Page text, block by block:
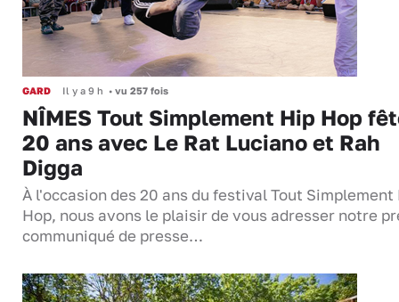
GARD Il y a 9 h • vu 257 fois
NÎMES Tout Simplement Hip Hop
20 ans avec Le Rat Luciano et Rah
Digga
À l'occasion des 20 ans du festival Tout Simplement
Hop, nous avons le plaisir de vous adresser notre
communiqué de presse…